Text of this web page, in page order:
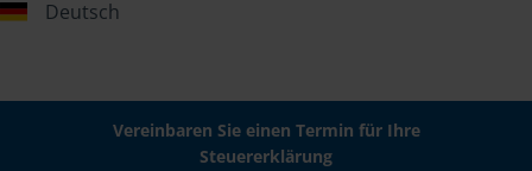
Deutsch
Vereinbaren Sie einen Termin für Ihre
Steuererklärung